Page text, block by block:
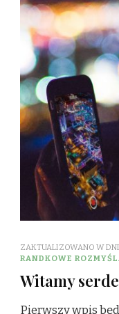
ZAKTUALIZOWANO W
RANDKOWE
Witamy
Pierwszy wpis